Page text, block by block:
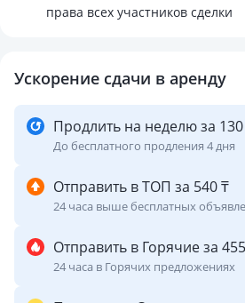
права всех участников сделки
Ускорение сдачи в аренду
Продлить на неделю за
До бесплатного продления 4 дня
Отправить в ТОП за 540 ₸
24 часа выше бесплатных
Отправить в Горячие за
24 часа в Горячих предложениях